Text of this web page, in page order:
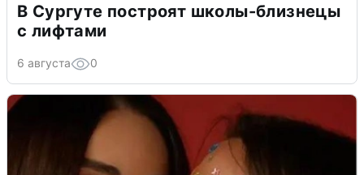
В Сургуте построят школы-близнецы
с лифтами
6 августа 0